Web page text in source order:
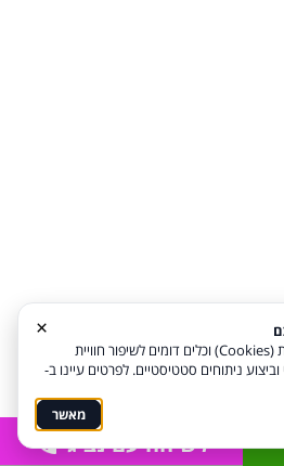
לשיחה עם נציג
דרך ממשק ניהול האתר.
ניהול האתר שלך.
×
באתר נעשה שימוש בעוגיות (Cookies) וכלים דומים לשיפור חוויית
ניתוחים סטטיסטיים. לפרטים עיינו ב-
מאשר